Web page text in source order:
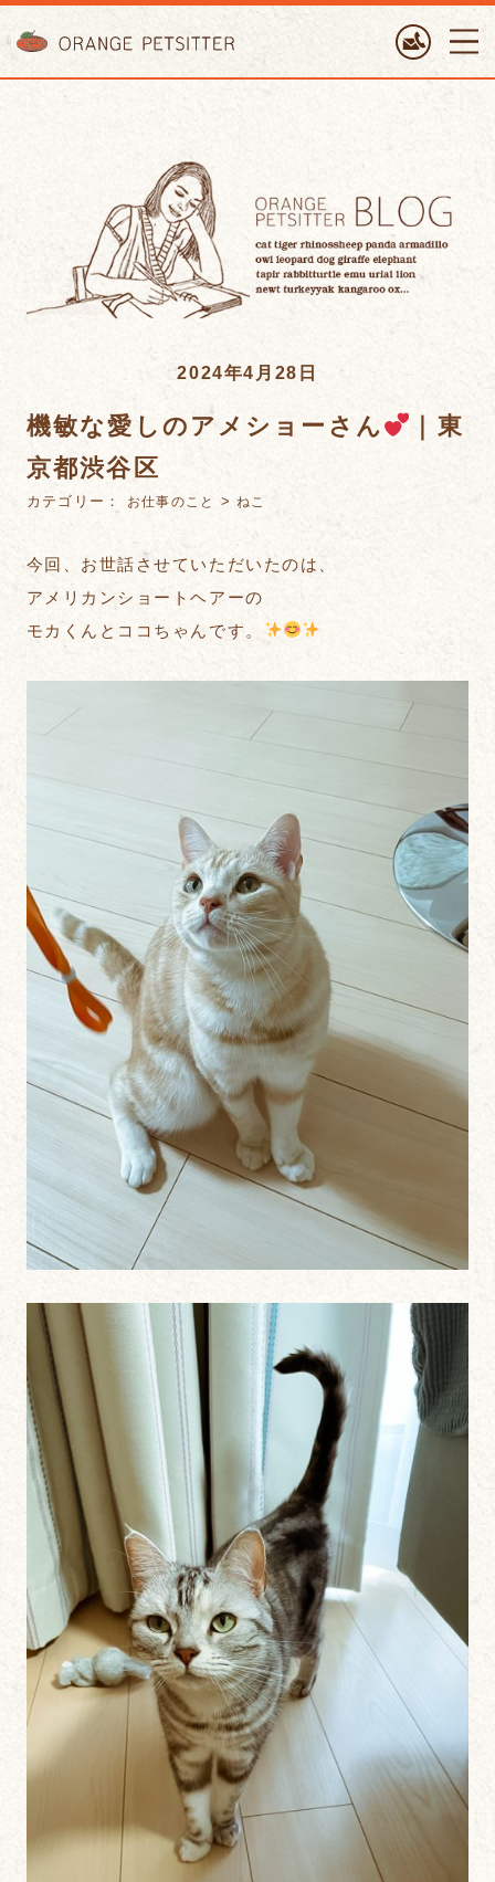
2024年4月28日
機敏な愛しのアメショーさん
｜東
京都渋谷区
カテゴリー： お仕事のこと >ねこ
今回、お世話させていただいたのは、
アメリカンショートヘアーの
モカくんとココちゃんです。